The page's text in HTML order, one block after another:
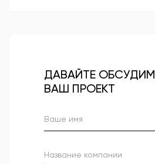
ДАВАЙТЕ ОБСУДИМ
ВАШ ПРОЕКТ